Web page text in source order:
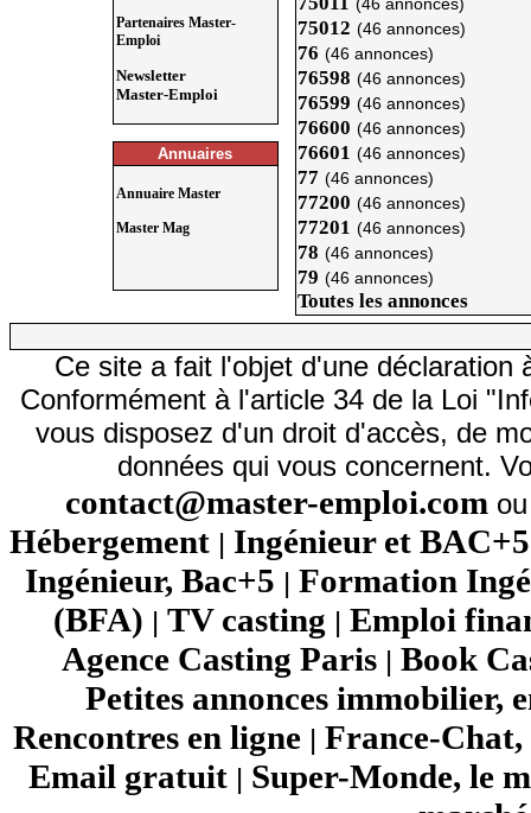
Partenaires Master-
Emploi
Newsletter
Master-Emploi
Annuaires
Annuaire Master
Master Mag
75012 (46 annonces)
76 (46 annonces)
76598 (46 annonces)
76599 (46 annonces)
76600 (46 annonces)
76601 (46 annonces)
77 (46 annonces)
77200 (46 annonces)
77201 (46 annonces)
78 (46 annonces)
79 (46 annonces)
Toutes les annonces
Ce site a fait l'objet d'une déclaration
Conformément à l'article 34 de la Loi
vous disposez d'un droit d'accès, de
données qui vous concernent.
contact@master-emploi.com
Hébergement | Ingénieur et
Ingénieur, Bac+5 | Formation
(BFA) | TV casting | Emploi
Agence Casting Paris | Book
Petites annonces immobilier,
Rencontres en ligne | France-Chat,
Email gratuit| Super-Monde, le